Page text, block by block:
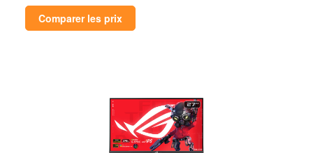
Comparer les prix